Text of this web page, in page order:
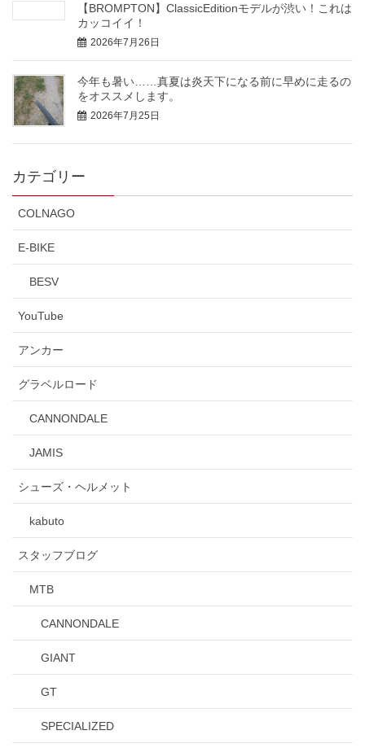
【BROMPTON】ClassicEditionモデルが渋い！これは
カッコイイ！
2026年7月26日
今年も暑い……真夏は炎天下になる前に早めに走るの
をオススメします。
2026年7月25日
カテゴリー
COLNAGO
E-BIKE
BESV
YouTube
アンカー
グラベルロード
CANNONDALE
JAMIS
シューズ・ヘルメット
kabuto
スタッフブログ
MTB
CANNONDALE
GIANT
GT
SPECIALIZED